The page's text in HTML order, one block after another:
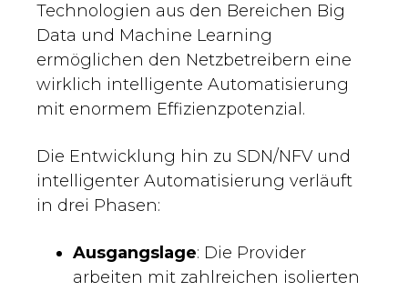
Technologien aus den Bereichen Big
Data und Machine Learning
ermöglichen den Netzbetreibern eine
wirklich intelligente Automatisierung
mit enormem Effizienzpotenzial.
Die Entwicklung hin zu SDN/NFV und
intelligenter Automatisierung verläuft
in drei Phasen:
Ausgangslage: Die Provider
arbeiten mit zahlreichen isolierten